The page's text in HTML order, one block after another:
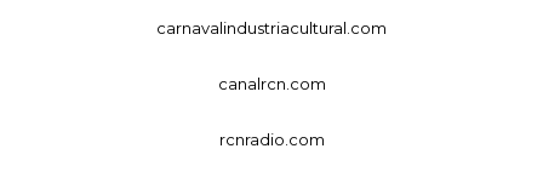
carnavalindustriacultural.com
canalrcn.com
rcnradio.com